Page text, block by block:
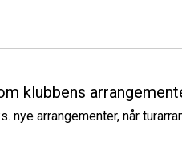
klubbens
nye arrangementer, når